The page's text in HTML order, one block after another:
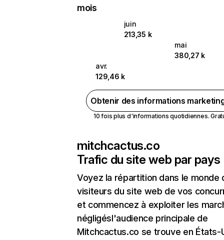
mois
juin
213,35 k
mai
380,27 k
avr.
129,46 k
Obtenir des informations
10 fois plus d'informations quotidiennes.
mitchcactus.co
Trafic du site web par pays
Voyez la répartition dans le monde
visiteurs du site web de vos
et commencez à exploiter les
négligésl'audience principale de
Mitchcactus.co se trouve en États-